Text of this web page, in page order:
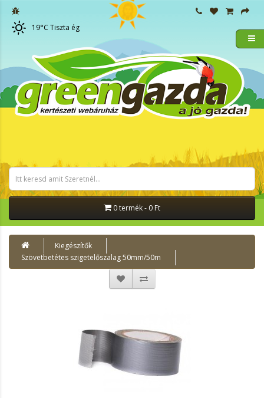
19°C Tiszta ég
0 termék - 0 Ft
Kiegészítők
Szövetbetétes szigetelőszalag 50mm/50m